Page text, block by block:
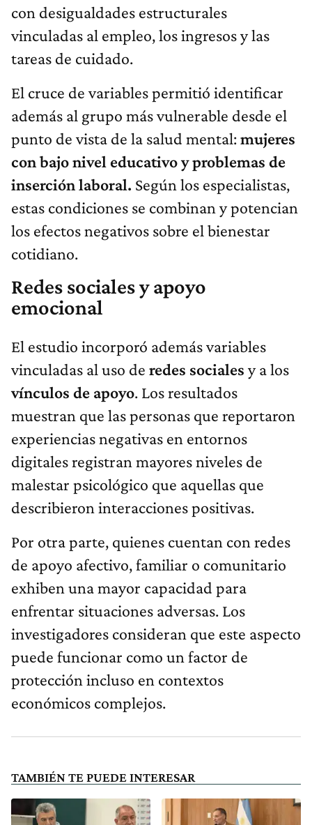
con desigualdades estructurales
vinculadas al empleo, los ingresos y las
tareas de cuidado.
El cruce de variables permitió identificar
además al grupo más vulnerable desde el
punto de vista de la salud mental:mujeres
con bajo nivel educativo y problemas de
inserción laboral. Según los especialistas,
estas condiciones se combinan y potencian
los efectos negativos sobre el bienestar
cotidiano.
Redes sociales y apoyo
emocional
El estudio incorporó además variables
vinculadas al uso de redes sociales y a los
vínculos de apoyo. Los resultados
muestran que las personas que reportaron
experiencias negativas en entornos
digitales registran mayores niveles de
malestar psicológico que aquellas que
describieron interacciones positivas.
Por otra parte, quienes cuentan con redes
de apoyo afectivo, familiar o comunitario
exhiben una mayor capacidad para
enfrentar situaciones adversas. Los
investigadores consideran que este aspecto
puede funcionar como un factor de
protección incluso en contextos
económicos complejos.
TAMBIÉN TE PUEDE INTERESAR